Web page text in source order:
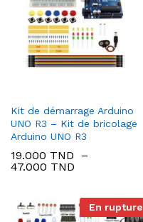
Kit de démarrage Arduino
UNO R3 – Kit de bricolage
Arduino UNO R3
19.000 TND
–
47.000 TND
19.000 TND
à
En rupture